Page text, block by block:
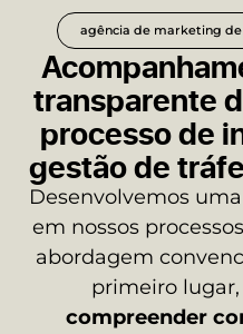
agência de marketing
transparente
processo de
gestão de
Desenvolvemos uma
em nossos
abordagem
primeiro
compreender